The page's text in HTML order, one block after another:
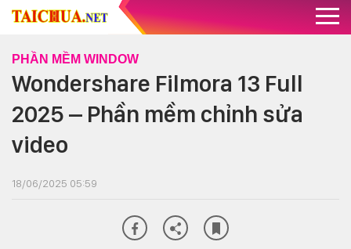
PHẦN MỀM WINDOW
Wondershare Filmora 13 Full
2025 – Phần mềm chỉnh sửa
video
18/06/2025 05:59